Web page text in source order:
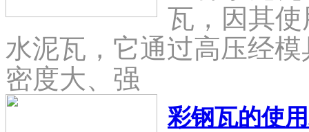
瓦，因其
水泥瓦，它通过高压经
密度大、强
彩钢瓦的使